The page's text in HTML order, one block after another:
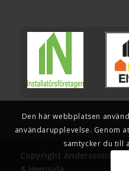
Copyright Anderssons
Den här webbplatsen
användarupplevelse. Genom
samtycker du till